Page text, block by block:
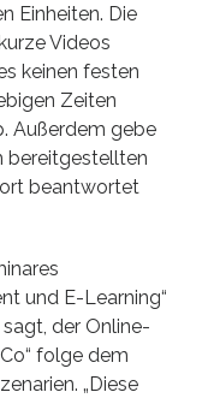
Einheiten. Die
Videos
keinen festen
Zeiten
Außerdem gebe
bereitgestellten
beantwortet
und E-Learning“
sagt, der Online-
folge dem
„Diese